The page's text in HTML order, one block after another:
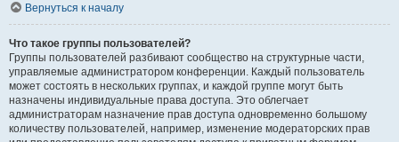
Вернуться к началу
Что такое группы пользователей?
Группы пользователей разбивают сообщество на структурные части,
управляемые администратором конференции. Каждый пользователь
может состоять в нескольких группах, и каждой группе могут быть
назначены индивидуальные права доступа. Это облегчает
администраторам назначение прав доступа одновременно большому
количеству пользователей, например, изменение модераторских прав